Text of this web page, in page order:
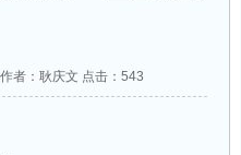
者：耿庆文 点击： 543